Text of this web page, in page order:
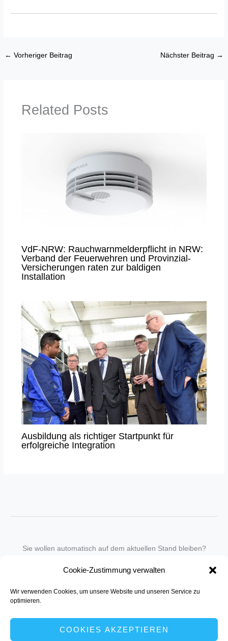
Cookie-Zustimmung verwalten
Wir verwenden Cookies, um unsere Website und unseren Service zu
optimieren.
COOKIES AKZEPTIEREN
← Vorheriger Beitrag Nächster Beitrag →
Related Posts
VdF-NRW: Rauchwarnmelderpflicht in NRW:
Verband der Feuerwehren und Provinzial-
Versicherungen raten zur baldigen
Installation
Ausbildung als richtiger Startpunkt für
erfolgreiche Integration
Sie wollen automatisch auf dem aktuellen Stand bleiben?
in unseren Newsletter-Service auf.
Senden Sie für ein Angebot einfach eine